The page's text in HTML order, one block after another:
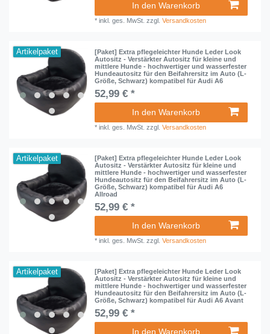
In den Warenkorb
*inkl. ges. MwSt. zzgl.Versandkosten
Artikelpaket
[Paket] Extra pflegeleichter Hunde Leder Look
Autositz - Verstärkter Autositz für kleine und
mittlere Hunde - hochwertiger und wasserfester
Hundeautositz für den Beifahrersitz im Auto (L-
Größe, Schwarz) kompatibel für Audi A6
52,99 € *
In den Warenkorb
*inkl. ges. MwSt. zzgl.Versandkosten
Artikelpaket
[Paket] Extra pflegeleichter Hunde Leder Look
Autositz - Verstärkter Autositz für kleine und
mittlere Hunde - hochwertiger und wasserfester
Hundeautositz für den Beifahrersitz im Auto (L-
Größe, Schwarz) kompatibel für Audi A6
Allroad
52,99 € *
In den Warenkorb
*inkl. ges. MwSt. zzgl.Versandkosten
Artikelpaket
[Paket] Extra pflegeleichter Hunde Leder Look
Autositz - Verstärkter Autositz für kleine und
mittlere Hunde - hochwertiger und wasserfester
Hundeautositz für den Beifahrersitz im Auto (L-
Größe, Schwarz) kompatibel für Audi A6 Avant
52,99 € *
In den Warenkorb